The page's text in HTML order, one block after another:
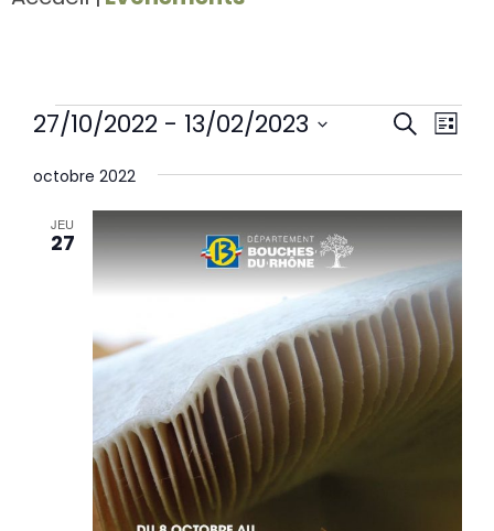
et
de
vues
Recherche
de
Liste
27/10/2022 - 13/02/2023
une
octobre 2022
JEU
27